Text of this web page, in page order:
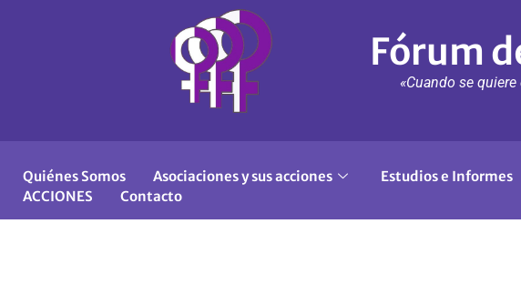
Fórum
«Cuando se
Quiénes Somos Asociaciones y sus acciones Estudios e Informes
ACCIONES
Contacto